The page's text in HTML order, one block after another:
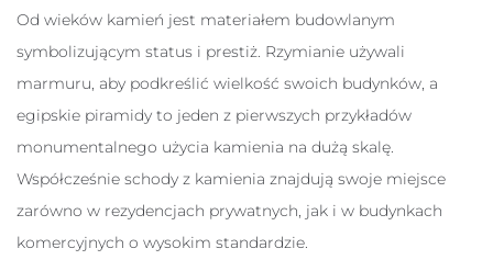
Od wieków kamień jest materiałem budowlanym
symbolizującym status i prestiż. Rzymianie używali
marmuru, aby podkreślić wielkość swoich budynków, a
egipskie piramidy to jeden z pierwszych przykładów
monumentalnego użycia kamienia na dużą skalę.
Współcześnie schody z kamienia znajdują swoje miejsce
zarówno w rezydencjach prywatnych, jak i w budynkach
komercyjnych o wysokim standardzie.